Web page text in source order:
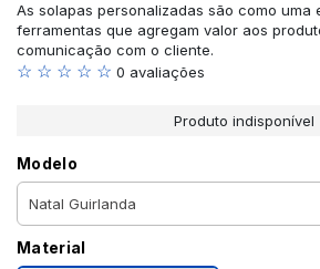
As solapas personalizadas são como uma
ferramentas que agregam valor aos
comunicação com o cliente.
☆ ☆ ☆ ☆ ☆ 0 avaliações
Produto indisponível
Modelo
Material